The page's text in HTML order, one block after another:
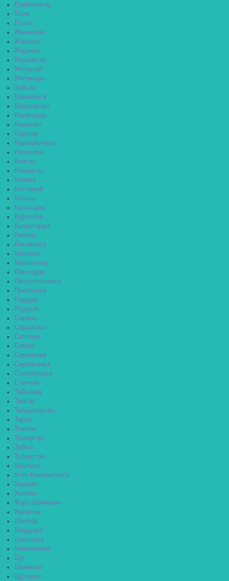
Ерейментау
Есик
Есиль
Жанаозен
Жанатас
Жаркент
Жезказган
Жетысай
Житикара
Зайсан
Казалинск
Кандыагаш
Караганда
Каражал
Каратау
Каркаралинск
Каскелен
Кентау
Кокшетау
Конаев
Костанай
Косшы
Кульсары
Курчатов
Кызылорда
Ленгер
Лисаковск
Макинск
Мамлютка
Павлодар
Петропавловск
Приозерск
Риддер
Рудный
Сарань
Сарыагаш
Сатпаев
Семей
Сергеевка
Серебрянск
Степногорск
Степняк
Тайынша
Талгар
Талдыкорган
Тараз
Текели
Темиртау
Тобыл
Туркестан
Уральск
Усть-Каменогорск
Ушарал
Уштобе
Форт-Шевченко
Хромтау
Шалкар
Шардара
Шахтинск
Шемонаиха
Шу
Шымкент
Щучинск